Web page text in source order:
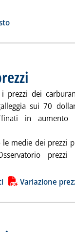
i prezzi dei
sui 70
in
le medie dei prezzi
Variazione